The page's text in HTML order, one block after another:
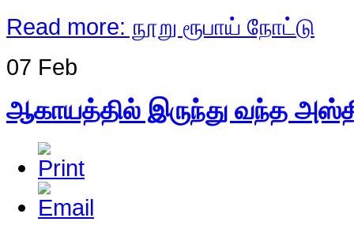
Read more: நூறு ரூபாய் நோட்டு
07 Feb
ஆகாயத்தில் இருந்து வந்த